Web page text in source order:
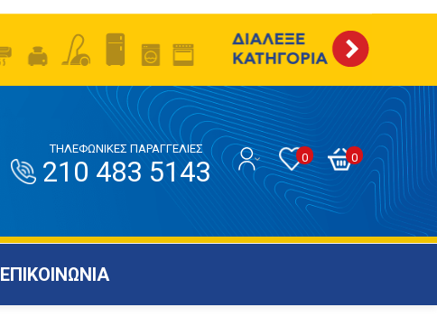
0
0
ΤΗΛΕΦΩΝΙΚΕΣ ΠΑΡΑΓΓΕΛΙΕΣ
210 483 5143
ΕΠΙΚΟΙΝΩΝΙΑ